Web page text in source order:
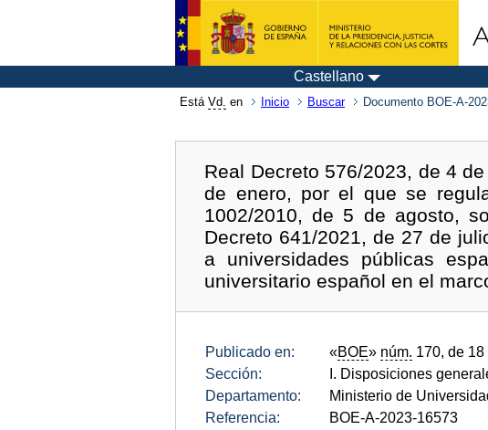
Castellano
Está Vd. en Inicio Buscar Documento BOE-A-
Real Decreto 576/2023, de 4
de enero, por el que se
1002/2010, de 5 de agosto,
Decreto 641/2021, de 27 de
a universidades públicas
universitario español en el
Publicado en: «BOE» núm. 170, de
Sección:
I. Disposiciones
Departamento:
Ministerio de
Referencia:
BOE-A-2023-16573